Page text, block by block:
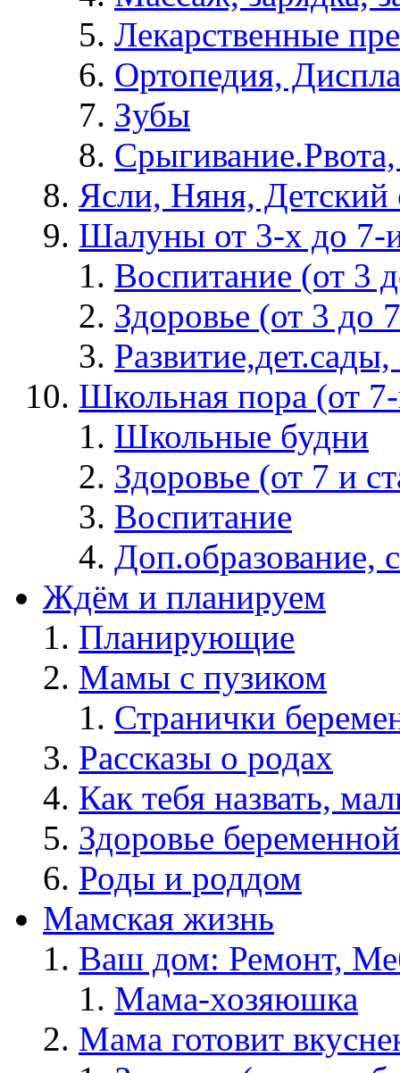
Лекарственные
Ортопедия,
Зубы
Ясли, Няня, Детский
Шалуны от 3-х до 7-
Воспитание (от 3
Здоровье (от 3 до
Школьная пора (от
Школьные будни
Здоровье (от 7 и
Воспитание
Доп.образование,
Ждём и планируем
Планирующие
Мамы с пузиком
Странички
Рассказы о родах
Как тебя назвать,
Здоровье беременной
Роды и роддом
Мамская жизнь
Ваш дом: Ремонт,
Мама-хозяюшка
Мама готовит